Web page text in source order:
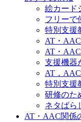
絵カード
フリーで
特別支援
AT・
AT・
支援機器
AT，
特別支援
研修のた
ネタばら
AT・AAC関係